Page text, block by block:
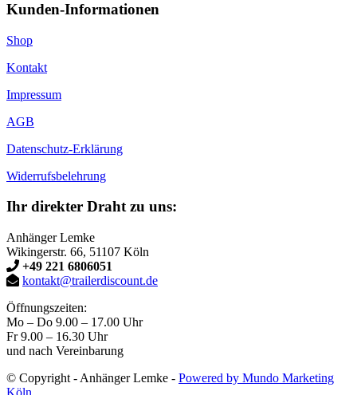
Kunden-Informationen
Shop
Kontakt
Impressum
AGB
Datenschutz-Erklärung
Widerrufsbelehrung
Ihr direkter Draht zu uns:
Anhänger Lemke
Wikingerstr. 66, 51107 Köln
+49 221 6806051
kontakt@trailerdiscount.de
Öffnungszeiten:
Mo – Do 9.00 – 17.00 Uhr
Fr 9.00 – 16.30 Uhr
und nach Vereinbarung
© Copyright - Anhänger Lemke - Powered by Mundo Marketing